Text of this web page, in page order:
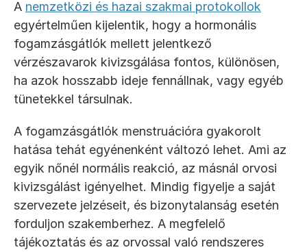
A nemzetközi és hazai szakmai protokollok
egyértelműen kijelentik, hogy a hormonális
fogamzásgátlók mellett jelentkező
vérzészavarok kivizsgálása fontos, különösen,
ha azok hosszabb ideje fennállnak, vagy egyéb
tünetekkel társulnak.
A fogamzásgátlók menstruációra gyakorolt
hatása tehát egyénenként változó lehet. Ami az
egyik nőnél normális reakció, az másnál orvosi
kivizsgálást igényelhet. Mindig figyelje a saját
szervezete jelzéseit, és bizonytalanság esetén
forduljon szakemberhez. A megfelelő
tájékoztatás és az orvossal való rendszeres